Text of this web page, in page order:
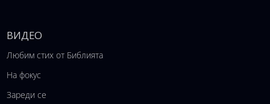
ВИДЕО
Любим стих от Библията
На фокус
Зареди се